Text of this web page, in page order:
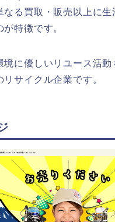
なる買取・販売以上に生
特徴です。
境に優しいリユース活動
サイクル企業です。